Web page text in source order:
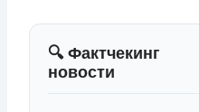
🔍 Фактчекинг
новости